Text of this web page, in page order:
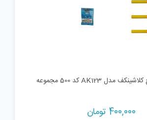
تفنگ بازی طرح کلاشینکف مدل AK123 کد 500 مجموعه
400,000 تومان